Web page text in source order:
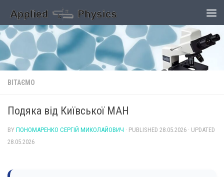
Skip to content
ВІТАЄМО
Подяка від Київської МАН
BY ПОНОМАРЕНКО СЕРГІЙ МИКОЛАЙОВИЧ · PUBLISHED 28.05.2026 · UPDATED
28.05.2026